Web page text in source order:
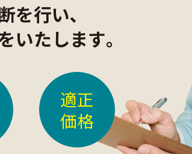
を行い､
いたします｡
適正
価格